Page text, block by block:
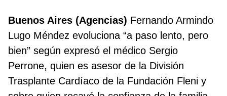
Buenos Aires (Agencias) Fernando Armindo
Lugo Méndez evoluciona “a paso lento, pero
bien” según expresó el médico Sergio
Perrone, quien es asesor de la División
Trasplante Cardíaco de la Fundación Fleni y